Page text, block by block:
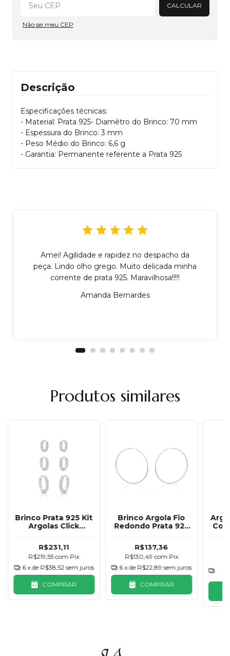
CALCULAR
Não sei meu CEP
Descrição
Especificações técnicas:
- Material: Prata 925- Diamêtro do Brinco: 70 mm
- Espessura do Brinco: 3 mm
- Peso Médio do Brinco: 6,6 g
- Garantia: Permanente referente a Prata 925
Amei! Agilidade e rapidez no despacho da
peça. Lindo olho grego. Muito delicada minha
corrente de prata 925. Maravilhosa!!!!!
Amanda Bernardes
Produtos similares
Brinco Prata 925 Kit
Argolas Click
R$231,11
R$219,55com Pix
6 x de R$38,52 sem juros
COMPRAR
Brinco Argola Fio
Redondo Prata 925
R$137,36
R$130,49com Pix
6 x de R$22,89 sem juros
COMPRAR